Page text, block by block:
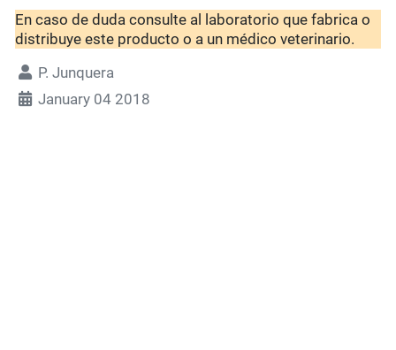
En caso de duda consulte al laboratorio que fabrica o
distribuye este producto o a un médico veterinario.
P. Junquera
January 04 2018